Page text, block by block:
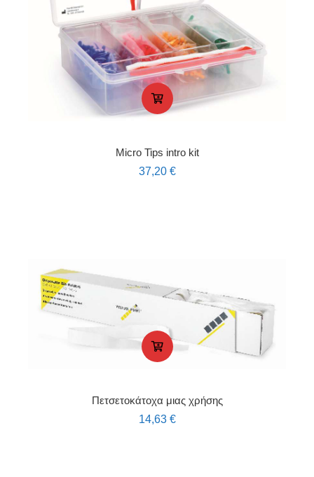
Micro Tips intro kit
37,20 €
Πετσετοκάτοχα μιας χρήσης
14,63 €